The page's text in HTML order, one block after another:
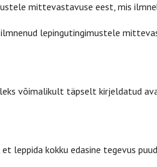
mittevastavuse eest, mis
lepingutingimustele
võimalikult täpselt kirjeldatud
leppida kokku edasine tegevus